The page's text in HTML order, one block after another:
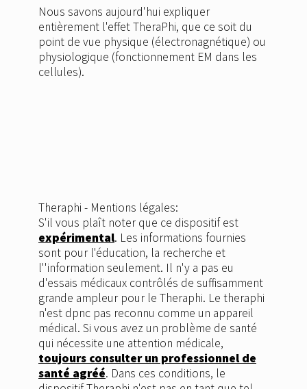
Nous savons aujourd'hui expliquer
entièrement l'effet TheraPhi, que ce soit du
point de vue physique (électronagnétique) ou
physiologique (fonctionnement EM dans les
cellules).
Theraphi - Mentions légales:
S'il vous plaît noter que ce dispositif est
expérimental. Les informations fournies
sont pour l'éducation, la recherche et
l''information seulement. Il n'y a pas eu
d'essais médicaux contrôlés de suffisamment
grande ampleur pour le Theraphi. Le theraphi
n'est dpnc pas reconnu comme un appareil
médical. Si vous avez un problème de santé
qui nécessite une attention médicale,
toujours consulter un professionnel de
santé agréé. Dans ces conditions, le